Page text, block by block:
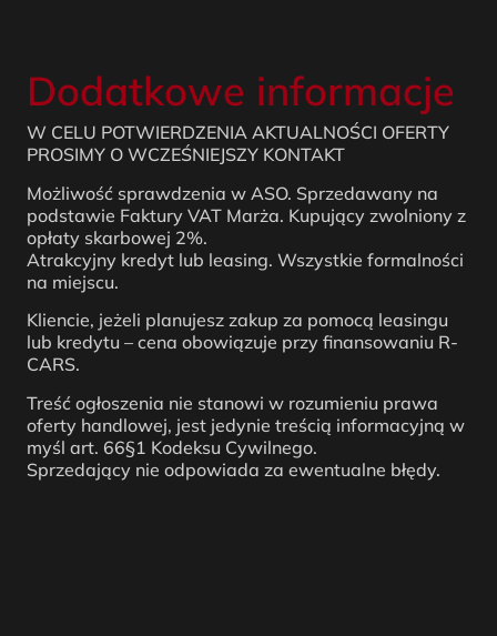
Dodatkowe informacje
W CELU POTWIERDZENIA AKTUALNOŚCI OFERTY
PROSIMY O WCZEŚNIEJSZY KONTAKT
Możliwość sprawdzenia w ASO. Sprzedawany na
podstawie Faktury VAT Marża. Kupujący zwolniony z
opłaty skarbowej 2%.
Atrakcyjny kredyt lub leasing. Wszystkie formalności
na miejscu.
Kliencie, jeżeli planujesz zakup za pomocą leasingu
lub kredytu – cena obowiązuje przy finansowaniu R-
CARS.
Treść ogłoszenia nie stanowi w rozumieniu prawa
oferty handlowej, jest jedynie treścią informacyjną w
myśl art. 66§1 Kodeksu Cywilnego.
Sprzedający nie odpowiada za ewentualne błędy.